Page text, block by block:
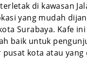
di kawasan
yang mudah
Surabaya. Kafe
baik untuk
kota atau yang